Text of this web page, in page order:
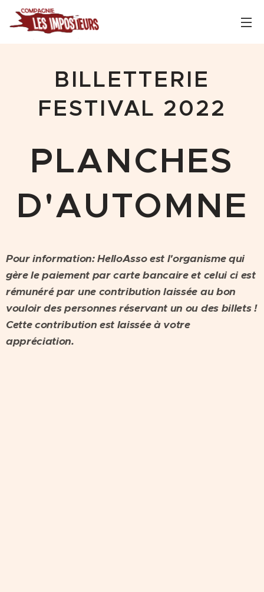
BILLETTERIE
FESTIVAL 2022
PLANCHES
D'AUTOMNE
Pour information: HelloAsso est l'organisme qui
gère le paiement par carte bancaire et celui ci est
rémunéré par une contribution laissée au bon
vouloir des personnes réservant un ou des billets !
Cette contribution est laissée à votre
appréciation.